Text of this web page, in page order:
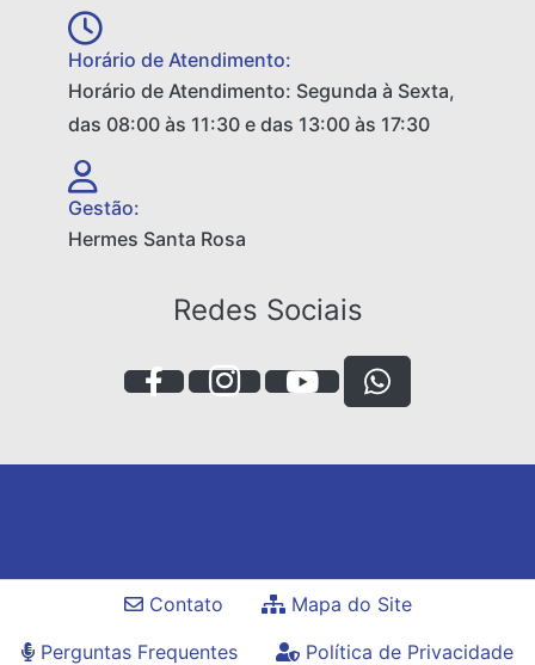
Horário de Atendimento:
Horário de Atendimento: Segunda à Sexta,
das 08:00 às 11:30 e das 13:00 às 17:30
Gestão:
Hermes Santa Rosa
Redes Sociais
Contato
Mapa do Site
Perguntas Frequentes
Política de Privacidade